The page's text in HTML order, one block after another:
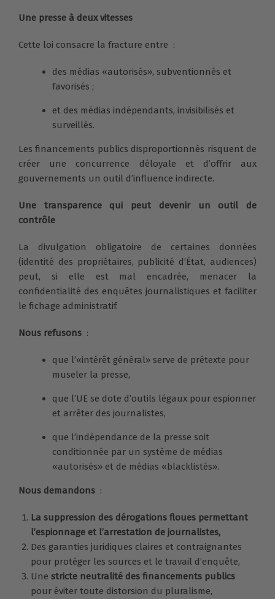
Une presse à deux vitesses
Cette loi consacre la fracture entre :
des médias «autorisés», subventionnés et
favorisés ;
et des médias indépendants, invisibilisés et
surveillés.
Les financements publics disproportionnés risquent de
créer une concurrence déloyale et d’offrir aux
gouvernements un outil d’influence indirecte.
Une transparence qui peut devenir un outil de
contrôle
La divulgation obligatoire de certaines données
(identité des propriétaires, publicité d’État, audiences)
peut, si elle est mal encadrée, menacer la
confidentialité des enquêtes journalistiques et faciliter
le fichage administratif.
Nous refusons :
que l’«intérêt général» serve de prétexte pour
museler la presse,
que l’UE se dote d’outils légaux pour espionner
et arrêter des journalistes,
que l’indépendance de la presse soit
conditionnée par un système de médias
«autorisés» et de médias «blacklistés».
Nous demandons :
La suppression des dérogations floues permettant
l’espionnage et l’arrestation de journalistes,
Des garanties juridiques claires et contraignantes
pour protéger les sources et le travail d’enquête,
Une stricte neutralité des financements publics
pour éviter toute distorsion du pluralisme,